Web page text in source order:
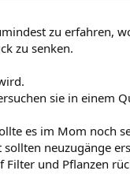
zu erfahren,
zu senken.
sie in einem
es im Mom noch
neuzugänge
und Pflanzen